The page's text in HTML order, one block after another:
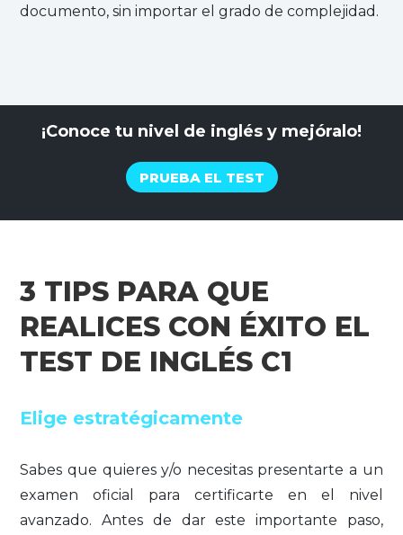
documento, sin importar el grado de complejidad.
¡Conoce tu nivel de inglés y mejóralo!
PRUEBA EL TEST
3 TIPS PARA QUE
REALICES CON ÉXITO EL
TEST DE INGLÉS C1
Elige estratégicamente
Sabes que quieres y/o necesitas presentarte a un
examen oficial para certificarte en el nivel
avanzado. Antes de dar este importante paso,